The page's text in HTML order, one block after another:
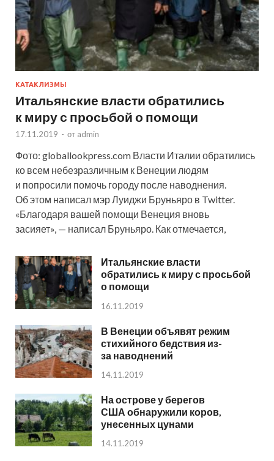
КАТАКЛИЗМЫ
Итальянские власти обратились
к миру с просьбой о помощи
17.11.2019 - от admin
Фото: globallookpress.com Власти Италии обратились
ко всем небезразличным к Венеции людям
и попросили помочь городу после наводнения.
Об этом написал мэр Луиджи Бруньяро в Twitter.
«Благодаря вашей помощи Венеция вновь
засияет», — написал Бруньяро. Как отмечается,
Итальянские власти
обратились к миру с просьбой
о помощи
16.11.2019
В Венеции объявят режим
стихийного бедствия из-
за наводнений
14.11.2019
На острове у берегов
США обнаружили коров,
унесенных цунами
14.11.2019